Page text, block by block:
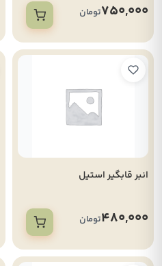
750,000تومان
انبر قابگیر استیل
480,000تومان